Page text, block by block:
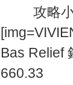
攻略小
Bas Relief
660.33